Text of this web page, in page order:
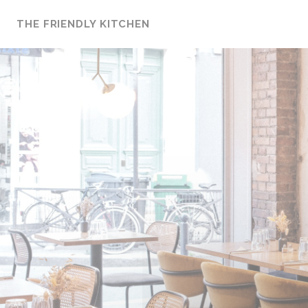
THE FRIENDLY KITCHEN